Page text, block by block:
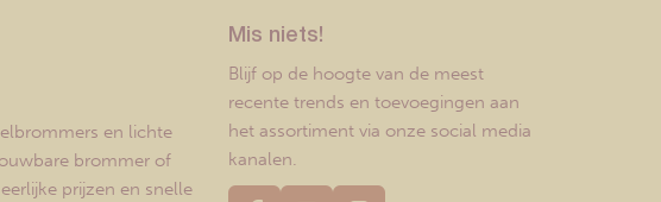
en lichte
brommer of
prijzen en snelle
Mis niets!
Blijf op de hoogte van de meest
recente trends en toevoegingen aan
het assortiment via onze social media
kanalen.